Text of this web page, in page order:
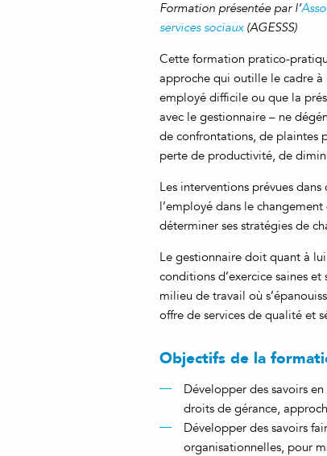
Formation présentée par l’
services sociaux(AGESSS)
Cette formation pratico-
approche qui outille le cadre à
employé difficile ou que la
avec le gestionnaire – ne
de confrontations, de plaintes
perte de productivité, de
Les interventions prévues
l’employé dans le
déterminer ses stratégies de
Le gestionnaire doit quant à
conditions d’exercice saines
milieu de travail où
offre de services de qualité et
Objectifs de la
Développer des savoirs
droits de gérance,
Développer des savoirs
organisationnelles, pour